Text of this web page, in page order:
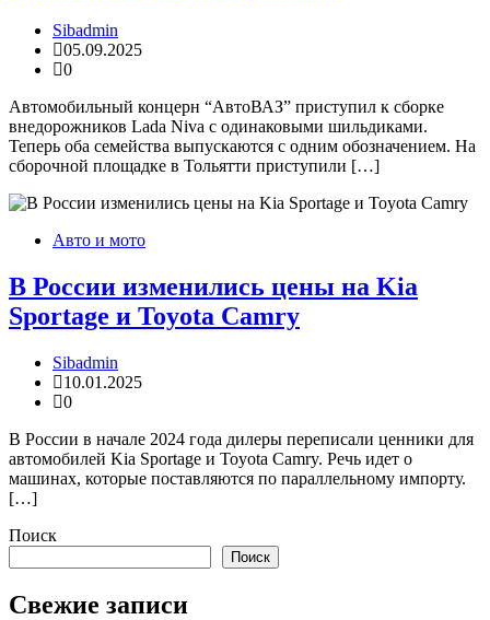
Sibadmin
05.09.2025
0
Автомобильный концерн “АвтоВАЗ” приступил к сборке
внедорожников Lada Niva с одинаковыми шильдиками.
Теперь оба семейства выпускаются с одним обозначением. На
сборочной площадке в Тольятти приступили […]
Авто и мото
В России изменились цены на Kia
Sportage и Toyota Camry
Sibadmin
10.01.2025
0
В России в начале 2024 года дилеры переписали ценники для
автомобилей Kia Sportage и Toyota Camry. Речь идет о
машинах, которые поставляются по параллельному импорту.
[…]
Поиск
Поиск
Свежие записи